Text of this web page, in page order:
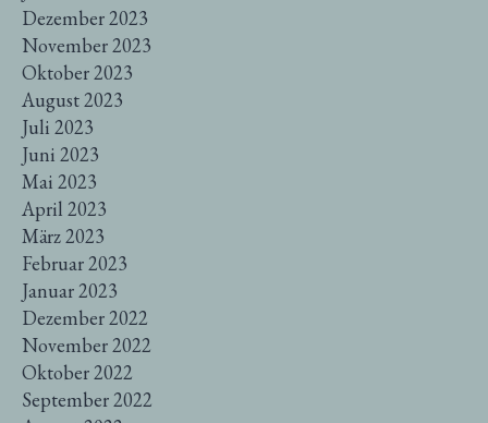
Dezember 2023
November 2023
Oktober 2023
August 2023
Juli 2023
Juni 2023
Mai 2023
April 2023
März 2023
Februar 2023
Januar 2023
Dezember 2022
November 2022
Oktober 2022
September 2022